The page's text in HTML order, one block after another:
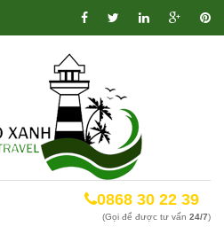
0868 30 22 39
(Gọi để được tư vấn 24/7)